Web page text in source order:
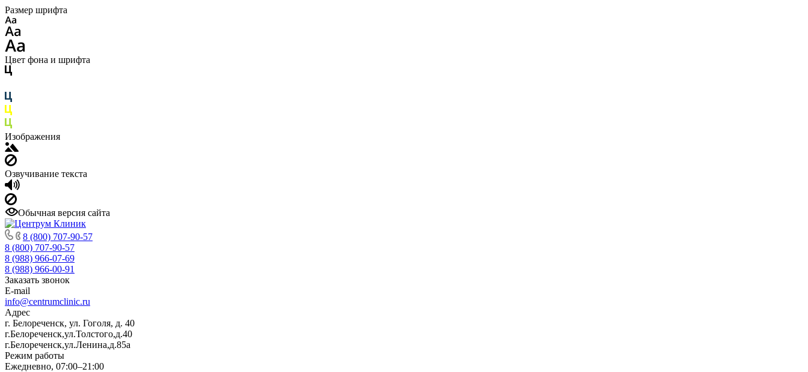
Размер шрифта
Цвет фона и шрифта
Изображения
Озвучивание текста
Обычная версия сайта
8 (800) 707-90-57
8 (800) 707-90-57
8 (988) 966-07-69
8 (988) 966-00-91
Заказать звонок
E-mail
info@centrumclinic.ru
Адрес
г. Белореченск, ул. Гоголя, д. 40
г.Белореченск,ул.Толстого,д.40
г.Белореченск,ул.Ленина,д.85а
Режим работы
Ежедневно, 07:00–21:00